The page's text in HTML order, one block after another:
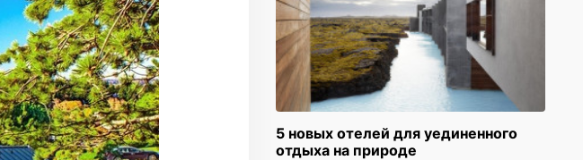
5 новых отелей для уединенного
отдыха на природе